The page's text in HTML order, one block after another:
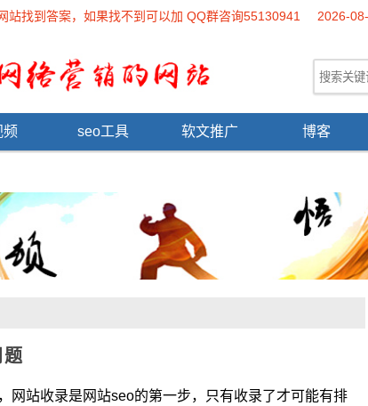
找到答案，如果找不到可以加 QQ群咨询55130941 2026-
频 seo工具 软文推广 博客
收录是网站seo的第一步，只有收录了才可能有排